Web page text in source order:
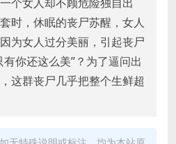
时，休眠的丧尸苏醒，女人
为女人过分美丽，引起丧尸
有你还这么美”？为了逼问出
这群丧尸几乎把整个生鲜超